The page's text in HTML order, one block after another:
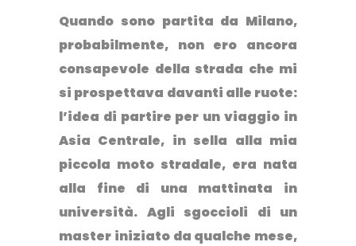
Quando sono partita da Milano,
probabilmente, non ero ancora
consapevole della strada che mi
si prospettava davanti alle ruote:
l’idea di partire per un viaggio in
Asia Centrale, in sella alla mia
piccola moto stradale, era nata
alla fine di una mattinata in
università. Agli sgoccioli di un
master iniziato da qualche mese,